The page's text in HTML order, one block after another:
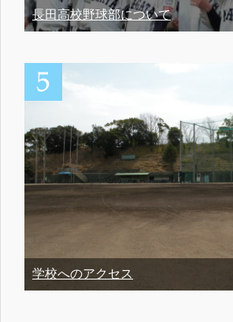
長田高校野球部について
学校へのアクセス